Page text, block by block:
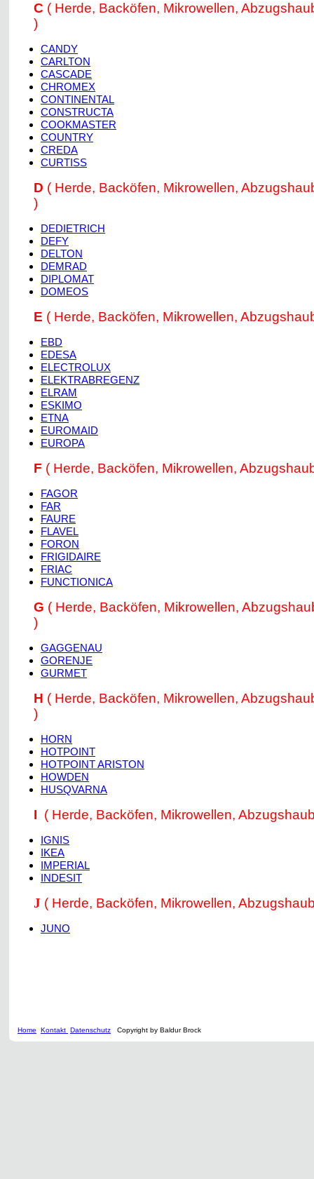
C ( Herde, Backöfen, Mikrowellen,
)
CANDY
CARLTON
CASCADE
CHROMEX
CONTINENTAL
CONSTRUCTA
COOKMASTER
COUNTRY
CREDA
CURTISS
D ( Herde, Backöfen, Mikrowellen,
)
DEDIETRICH
DEFY
DELTON
DEMRAD
DIPLOMAT
DOMEOS
E ( Herde, Backöfen, Mikrowellen,
EBD
EDESA
ELECTROLUX
ELEKTRABREGENZ
ELRAM
ESKIMO
ETNA
EUROMAID
EUROPA
F ( Herde, Backöfen, Mikrowellen,
FAGOR
FAR
FAURE
FLAVEL
FORON
FRIGIDAIRE
FRIAC
FUNCTIONICA
G ( Herde, Backöfen, Mikrowellen,
)
GAGGENAU
GORENJE
GURMET
H ( Herde, Backöfen, Mikrowellen,
)
HORN
HOTPOINT
HOTPOINT ARISTON
HOWDEN
HUSQVARNA
I ( Herde, Backöfen, Mikrowellen,
IGNIS
IKEA
IMPERIAL
INDESIT
J ( Herde, Backöfen, Mikrowellen,
JUNO
Home Kontakt Datenschutz Copyright by Baldur Brock